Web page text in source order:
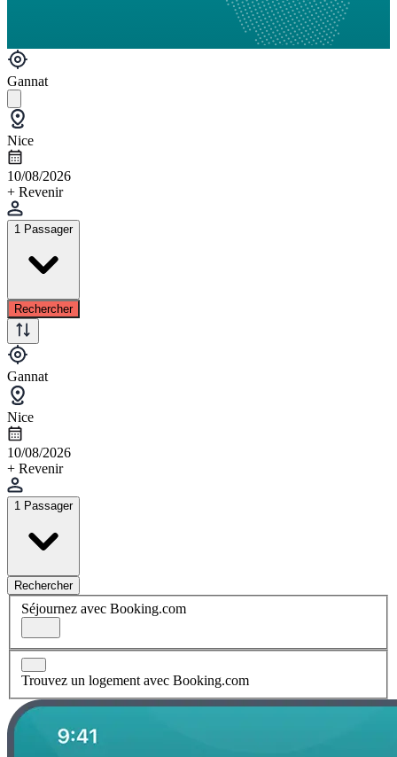
Gannat
Nice
10/08/2026
+ Revenir
1 Passager
Rechercher
Gannat
Nice
10/08/2026
+ Revenir
1 Passager
Rechercher
Séjournez avec Booking.com
Trouvez un logement avec Booking.com